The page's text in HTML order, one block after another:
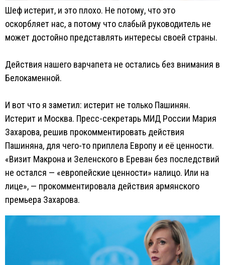
Шеф истерит, и это плохо. Не потому, что это
оскорбляет нас, а потому что слабый руководитель не
может достойно представлять интересы своей страны.
Действия нашего варчапета не остались без внимания в
Белокаменной.
И вот что я заметил: истерит не только Пашинян.
Истерит и Москва. Пресс-секретарь МИД России Мария
Захарова, решив прокомментировать действия
Пашиняна, для чего-то приплела Европу и её ценности.
«Визит Макрона и Зеленского в Ереван без последствий
не остался — «европейские ценности» налицо. Или на
лице», — прокомментировала действия армянского
премьера Захарова.